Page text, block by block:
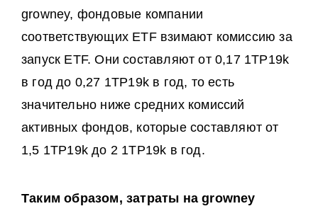
growney, фондовые компании
соответствующих ETF взимают комиссию за
запуск ETF. Они составляют от 0,17 1TP19k
в год до 0,27 1TP19k в год, то есть
значительно ниже средних комиссий
активных фондов, которые составляют от
1,5 1TP19k до 2 1TP19k в год.
Таким образом, затраты на growney